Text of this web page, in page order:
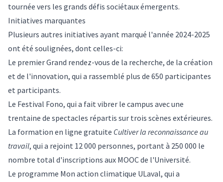
tournée vers les grands défis sociétaux émergents.
Initiatives marquantes
Plusieurs autres initiatives ayant marqué l'année 2024-2025
ont été soulignées, dont celles-ci:
Le premier Grand rendez-vous de la recherche, de la création
et de l'innovation, qui a rassemblé plus de 650 participantes
et participants.
Le Festival Fono, qui a fait vibrer le campus avec une
trentaine de spectacles répartis sur trois scènes extérieures.
La formation en ligne gratuite Cultiver la reconnaissance au
travail, qui a rejoint 12 000 personnes, portant à 250 000 le
nombre total d'inscriptions aux MOOC de l'Université.
Le programme Mon action climatique ULaval, qui a